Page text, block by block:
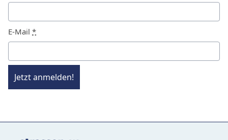
E-Mail *
Jetzt anmelden!